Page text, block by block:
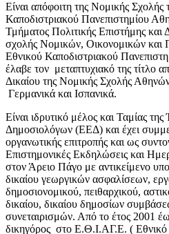
Είναι απόφοιτη της Νομικής Σχολής
Καποδιστριακού Πανεπιστημίου
Τμήματος Πολιτικής Επιστήμης και
σχολής Νομικών, Οικονομικών και
Εθνικού Καποδιστριακού
έλαβε τον μεταπτυχιακό της τίτλο
Δικαίου της Νομικής Σχολής
Γερμανικά και Ισπανικά.
Είναι ιδρυτικό μέλος και Ταμίας
Δημοσιολόγων (ΕΕΔ) και έχει
οργανωτικής επιτροπής και ως
Επιστημονικές Εκδηλώσεις και
στον Άρειο Πάγο με αντικείμενο
δικαίου γεωργικών ασφαλίσεων,
δημοσιονομικού, πειθαρχικού,
δικαίου, δικαίου δημοσίων
συνεταιρισμών. Από το έτος 2001
δικηγόρος στο Ε.Θ.Ι.ΑΓ.Ε. ( Εθνικό